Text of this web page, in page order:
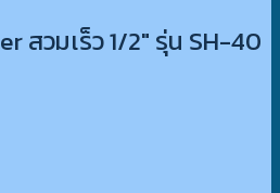
สวมเร็ว 1/2″ รุ่น SH-40